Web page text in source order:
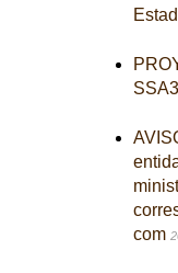
com